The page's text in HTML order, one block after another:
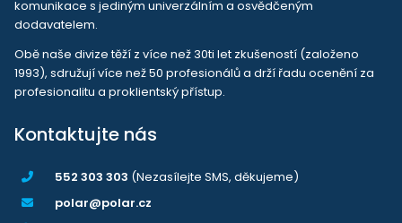
komunikace s jediným univerzálním a osvědčeným
dodavatelem.
Obě naše divize těží z více než 30ti let zkušeností (založeno
1993), sdružují více než 50 profesionálů a drží řadu ocenění za
profesionalitu a proklientský přístup.
Kontaktujte nás
552 303 303 (Nezasílejte SMS, děkujeme)
polar@polar.cz